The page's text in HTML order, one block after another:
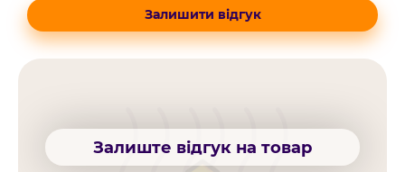
Залишити відгук
Залиште відгук на товар